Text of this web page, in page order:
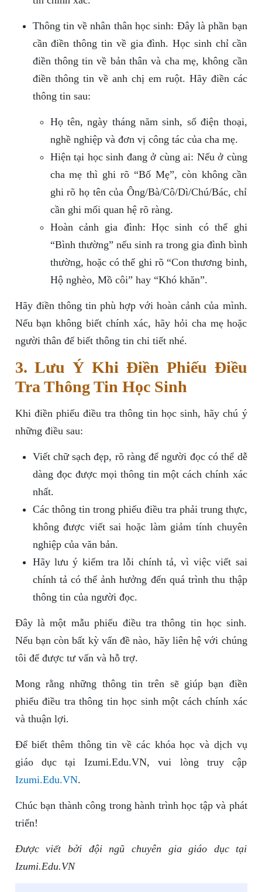
Thông tin về nhân thân học sinh: Đây là phần bạn
cần điền thông tin về gia đình. Học sinh chỉ cần
điền thông tin về bản thân và cha mẹ, không cần
điền thông tin về anh chị em ruột. Hãy điền các
thông tin sau:
Họ tên, ngày tháng năm sinh, số điện thoại,
nghề nghiệp và đơn vị công tác của cha mẹ.
Hiện tại học sinh đang ở cùng ai: Nếu ở cùng
cha mẹ thì ghi rõ “Bố Mẹ”, còn không cần
ghi rõ họ tên của Ông/Bà/Cô/Dì/Chú/Bác, chỉ
cần ghi mối quan hệ rõ ràng.
Hoàn cảnh gia đình: Học sinh có thể ghi
“Bình thường” nếu sinh ra trong gia đình bình
thường, hoặc có thể ghi rõ “Con thương binh,
Hộ nghèo, Mồ côi” hay “Khó khăn”.
Hãy điền thông tin phù hợp với hoàn cảnh của mình.
Nếu bạn không biết chính xác, hãy hỏi cha mẹ hoặc
người thân để biết thông tin chi tiết nhé.
3. Lưu Ý Khi Điền Phiếu Điều
Tra Thông Tin Học Sinh
Khi điền phiếu điều tra thông tin học sinh, hãy chú ý
những điều sau:
Viết chữ sạch đẹp, rõ ràng để người đọc có thể dễ
dàng đọc được mọi thông tin một cách chính xác
nhất.
Các thông tin trong phiếu điều tra phải trung thực,
không được viết sai hoặc làm giảm tính chuyên
nghiệp của văn bản.
Hãy lưu ý kiểm tra lỗi chính tả, vì việc viết sai
chính tả có thể ảnh hưởng đến quá trình thu thập
thông tin của người đọc.
Đây là một mẫu phiếu điều tra thông tin học sinh.
Nếu bạn còn bất kỳ vấn đề nào, hãy liên hệ với chúng
tôi để được tư vấn và hỗ trợ.
Mong rằng những thông tin trên sẽ giúp bạn điền
phiếu điều tra thông tin học sinh một cách chính xác
và thuận lợi.
Để biết thêm thông tin về các khóa học và dịch vụ
giáo dục tại Izumi.Edu.VN, vui lòng truy cập
Izumi.Edu.VN.
Chúc bạn thành công trong hành trình học tập và phát
triển!
Được viết bởi đội ngũ chuyên gia giáo dục tại
Izumi.Edu.VN